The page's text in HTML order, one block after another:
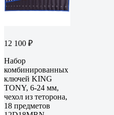
12 100 ₽
Набор
комбинированных
ключей KING
TONY, 6-24 мм,
чехол из теторона,
18 предметов